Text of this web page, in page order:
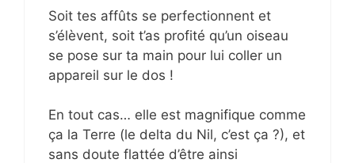
Soit tes affûts se perfectionnent et
s’élèvent, soit t’as profité qu’un oiseau
se pose sur ta main pour lui coller un
appareil sur le dos !
En tout cas… elle est magnifique comme
ça la Terre (le delta du Nil, c’est ça ?), et
sans doute flattée d’être ainsi